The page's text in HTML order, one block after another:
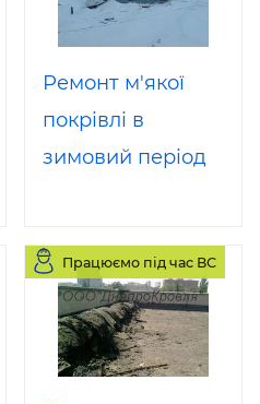
Ремонт м'якої
покрівлі в
зимовий період
Працюємо під час ВС